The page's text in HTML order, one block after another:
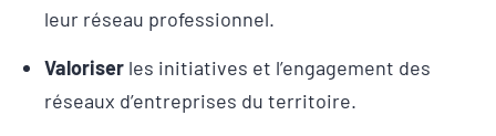
leur réseau professionnel.
Valoriser les initiatives et l’engagement des
réseaux d’entreprises du territoire.